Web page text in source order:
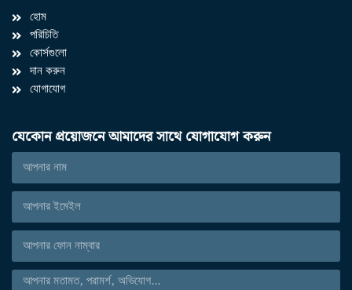
হোম
পরিচিতি
কোর্সগুলো
দান করুন
যোগাযোগ
যেকোন প্রয়োজনে আমাদের সাথে যোগাযোগ করুন